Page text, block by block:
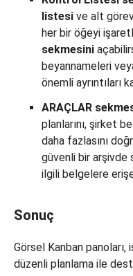
listesi ve alt
her bir öğeyi
sekmesini
beyannameleri
önemli ayrıntıları
ARAÇLAR
planlarını, şirket
daha fazlasını
güvenli bir arşivde
ilgili belgelere
Sonuç
Görsel Kanban
düzenli planlama ile